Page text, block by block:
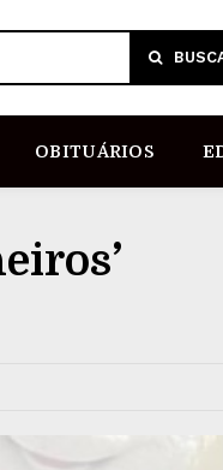
OBITUÁRIOS